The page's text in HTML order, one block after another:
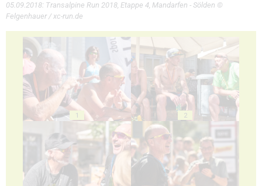
05.09.2018: Transalpine Run 2018, Etappe 4, Mandarfen - Sölden ©
Felgenhauer / xc-run.de
1 2